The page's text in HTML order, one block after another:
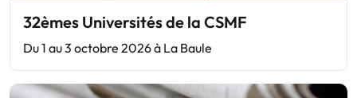
32èmes Universités de la CSMF
Du 1 au 3 octobre 2026 à La Baule